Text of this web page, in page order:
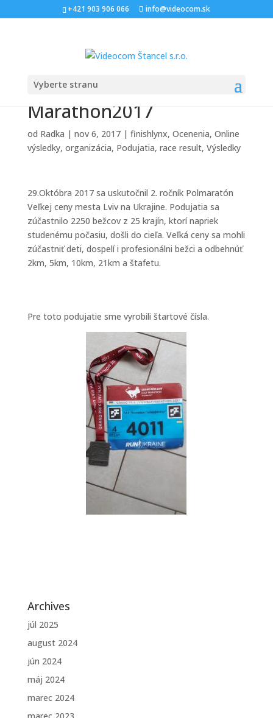
+421 903 906 066 info@videocom.sk
Vyberte stranu
Grand Prix Lviv Half
Marathon2017
od Radka | nov 6, 2017| finishlynx, Ocenenia, Online
výsledky, organizácia, Podujatia, race result, Výsledky
29.Októbra 2017 sa uskutočnil 2. ročník Polmaratón
Veľkej ceny mesta Lviv na Ukrajine. Podujatia sa
zúčastnilo 2250 bežcov z 25 krajín, ktorí napriek
studenému počasiu, došli do cieľa. Veľká ceny sa mohli
zúčastniť deti, dospelí i profesionálni bežci a odbehnúť
2km, 5km, 10km, 21km a štafetu.
Pre toto podujatie sme vyrobili štartové čísla.
Archives
júl 2025
august 2024
jún 2024
máj 2024
marec 2024